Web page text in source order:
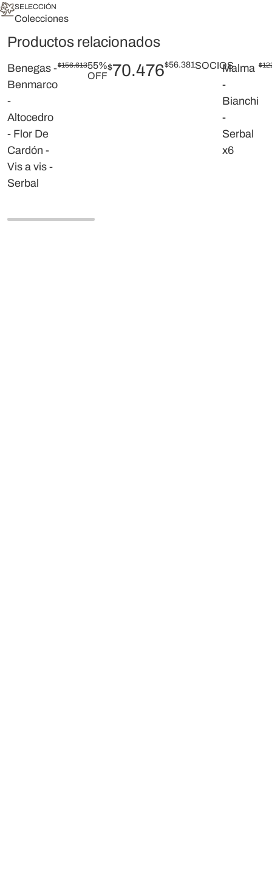
SELECCIÓN
Colecciones
Productos relacionados
Benegas -
Benmarco
-
Altocedro
- Flor De
Cardón -
Vis a vis -
Serbal
$156.61355%
OFF
$70.476$56.381SOCIOSMalma
-
Bianchi
-
Serbal
x6
$